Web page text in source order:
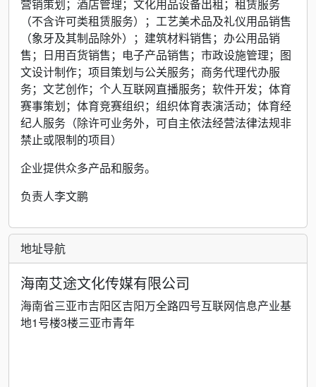
营销策划；酒店管理；文化用品设备出租；租赁服务
（不含许可类租赁服务）；工艺美术品及礼仪用品销售
（象牙及其制品除外）；建筑材料销售；办公用品销
售；日用百货销售；电子产品销售；市政设施管理；图
文设计制作；项目策划与公关服务；商务代理代办服
务；文艺创作；个人互联网直播服务；软件开发；体育
赛事策划；体育竞赛组织；组织体育表演活动；体育经
纪人服务（除许可业务外，可自主依法经营法律法规非
禁止或限制的项目）
企业提供众多产品和服务。
负责人李文鹏
地址导航
海南艾途文化传媒有限公司
海南省三亚市吉阳区吉阳万全路四号互联网信息产业基
地1号楼3楼三亚市青年